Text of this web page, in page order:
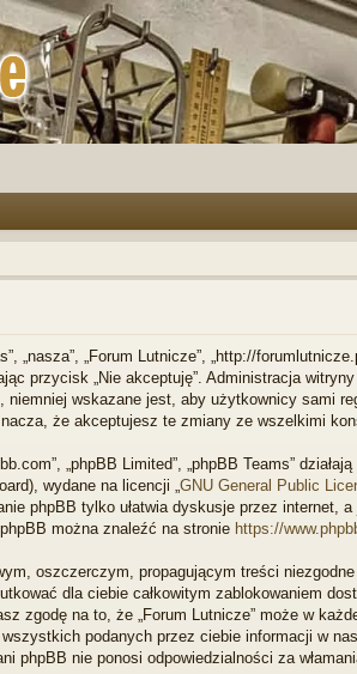
„nasza”, „Forum Lutnicze”, „http://
przycisk „Nie akceptuję”. Administracja witryny
wskazane jest, aby użytkownicy sami
że akceptujesz te zmiany ze wszelkimi
„phpBB Limited”, „phpBB Teams”
wydane na licencji „ GNU General Public
phpBB tylko ułatwia dyskusje przez internet,
można znaleźć na stronie https://
oszczerczym, propagującym treści
dla ciebie całkowitym zablokowaniem
zgodę na to, że „Forum Lutnicze” może w
podanych przez ciebie informacji w
phpBB nie ponosi odpowiedzialności za